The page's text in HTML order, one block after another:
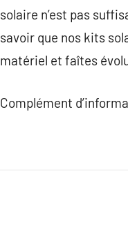
solaire n’est pas
savoir que nos kits
matériel et faîtes
Complément